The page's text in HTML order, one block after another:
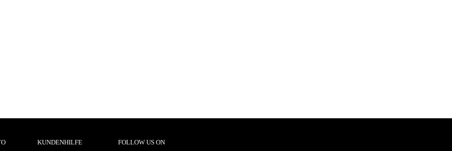
KUNDENHILFE FOLLOW US ON